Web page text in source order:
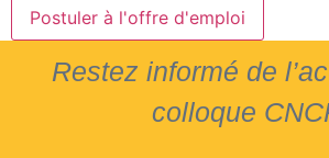
Restez informé de
colloque